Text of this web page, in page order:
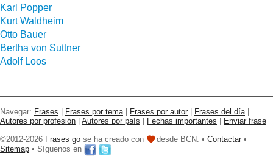
Karl Popper
Kurt Waldheim
Otto Bauer
Bertha von Suttner
Adolf Loos
Navegar: Frases Frases por tema| Frases por autor Frases del día|
Autores por profesión
Autores por país Fechas importantes
Enviar frase
©2012-2026 Frases go se ha creado con desde BCN. • Contactar •
Sitemap • Síguenos en